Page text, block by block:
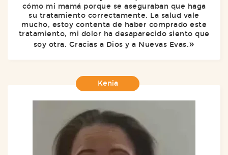
cómo mi mamá porque se aseguraban que haga
su tratamiento correctamente. La salud vale
mucho, estoy contenta de haber comprado este
tratamiento, mi dolor ha desaparecido siento que
soy otra. Gracias a Dios y a Nuevas Evas.
Kenia